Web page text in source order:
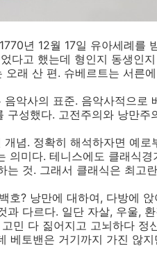
년 12월 17일 유아세례를
다고 했는데 형인지 동생인
오래 산 편. 슈베르트는 서른
악사의 표준. 음악사적으로
구성했다. 고전주의와 낭만주
념. 정확히 해석하자면 예
의미다. 테니스에도 클래식
는 것. 그래서 클래식은 최고
호? 낭만에 대하여, 다방에
과 다르다. 일단 자살, 우울,
민 다 짊어지고 고뇌하다 정
베토밴은 거기까지 가진 않